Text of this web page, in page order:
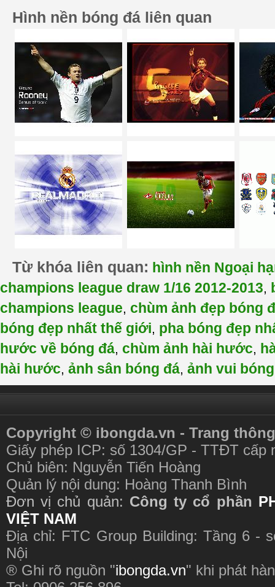
Hình nền bóng đá liên quan
Từ khóa liên quan: hình nền Ngoại
champions league draw 1/16 2012-2013,
champions league, chùm ảnh đẹp bóng
bóng đẹp nhất thế giới, pha bóng đẹp
hước về bóng đá, chùm ảnh hài hước,
hài hước, ảnh sân bóng đá, ảnh vui
Copyright © ibongda.vn - Trang
Giấy phép ICP: số 1304/GP - TTĐT cấp
Chủ biên: Nguyễn Tiến Hoàng
Quản lý nội dung: Hoàng Thanh Bình
Đơn vị chủ quản: Công ty cổ phần
VIỆT NAM
Địa chỉ: FTC Group Building: Tầng 6 -
Nội
® Ghi rõ nguồn "ibongda.vn" khi phát